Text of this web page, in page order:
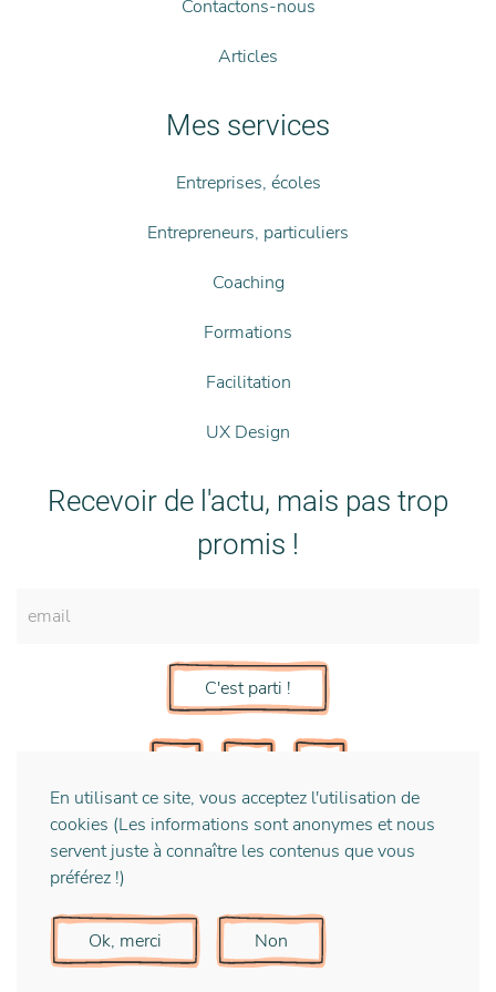
Contactons-nous
Articles
Mes services
Entreprises, écoles
Entrepreneurs, particuliers
Coaching
Formations
Facilitation
UX Design
Recevoir de l'actu, mais pas trop
promis !
C'est parti !
© 2020 Morgane Ponton .co Tous droits réservés Avec
l'aide précieuse deNomad Optimist
En utilisant ce site, vous acceptez l'utilisation de
cookies (Les informations sont anonymes et nous
servent juste à connaître les contenus que vous
préférez !)
Ok, merci Non